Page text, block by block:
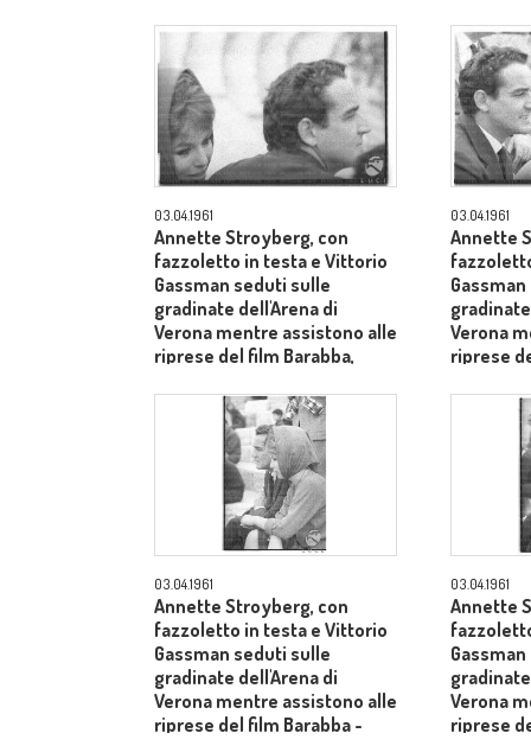
Laurentiis - piano medio
03.04.1961
Annette Stroyberg, con
fazzoletto in testa e Vittorio
Gassman seduti sulle
gradinate dell'Arena di
Verona mentre assistono alle
riprese del film Barabba,
Laurentiis - primo piano
03.04.1961
Annette
Verona
riprese
03.04.1961
Annette Stroyberg, con
fazzoletto in testa e Vittorio
Gassman seduti sulle
gradinate dell'Arena di
Verona mentre assistono alle
riprese del film Barabba -
03.04.1961
Annette
Verona
riprese